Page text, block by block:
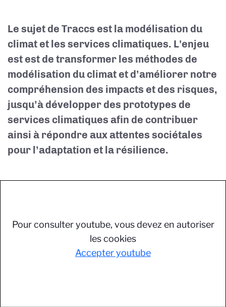
Le sujet de Traccs est la modélisation du
climat et les services climatiques. L'enjeu
est est de transformer les méthodes de
modélisation du climat et d’améliorer notre
compréhension des impacts et des risques,
jusqu’à développer des prototypes de
services climatiques afin de contribuer
ainsi à répondre aux attentes sociétales
pour l’adaptation et la résilience.
Pour consulter youtube, vous devez en autoriser
les cookies
Accepter youtube